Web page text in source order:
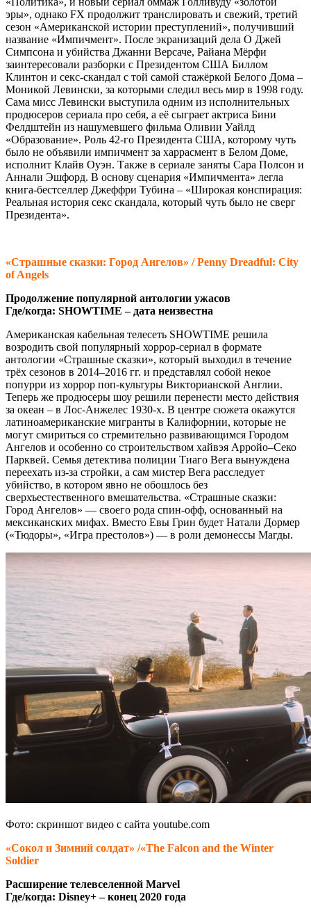
эры», однако FX продолжит транслировать и свежий, третий
сезон «Американской истории преступлений», получивший
название «Импичмент». После экранизаций дела О Джей
Симпсона и убийства Джанни Версаче, Райана Мёрфи
заинтересовали разборки с Президентом США Биллом
Клинтон и секс-скандал с той самой стажёркой Белого Дома –
Моникой Левински, за которыми следил весь мир в 1998 году.
Сама мисс Левински выступила одним из исполнительных
продюсеров сериала про себя, а её сыграет актриса Бини
Фелдштейн из нашумевшего фильма Оливии Уайлд
«Образование». Роль 42-го Президента США, которому чуть
было не объявили импичмент за харрасмент в Белом Доме,
исполнит Клайв Оуэн. Также в сериале заняты Сара Полсон и
Аннали Эшфорд. В основу сценария «Импичмента» легла
книга-бестселлер Джеффри Тубина – «Широкая конспирация:
Реальная история секс скандала, который чуть было не сверг
Президента».
«Страшные сказки: Город Ангелов» / Penny Dreadful: City
of Angels
Продолжение популярной антологии ужасов
Где/когда: SHOWTIME – дата неизвестна
Американская кабельная телесеть SHOWTIME решила
возродить свой популярный хоррор-сериал в формате
антологии «Страшные сказки», который выходил в течение
трёх сезонов в 2014–2016 гг. и представлял собой некое
попурри из хоррор поп-культуры Викторианской Англии.
Теперь же продюсеры шоу решили перенести место действия
за океан – в Лос-Анжелес 1930-х. В центре сюжета окажутся
латиноамериканские мигранты в Калифорнии, которые не
могут смириться со стремительно развивающимся Городом
Ангелов и особенно со строительством хайвэя Арройо–Секо
Парквей. Семья детектива полиции Тиаго Вега вынуждена
переехать из-за стройки, а сам мистер Вега расследует
убийство, в котором явно не обошлось без
сверхъестественного вмешательства. «Страшные сказки:
Город Ангелов» — своего рода спин-офф, основанный на
мексиканских мифах. Вместо Евы Грин будет Натали Дормер
(«Тюдоры», «Игра престолов») — в роли демонессы Магды.
Фото: скриншот видео с сайта youtube.com
«Сокол и Зимний солдат» /«The Falcon and the Winter
Soldier
Расширение телевселенной Marvel
Где/когда: Disney+ – конец 2020 года